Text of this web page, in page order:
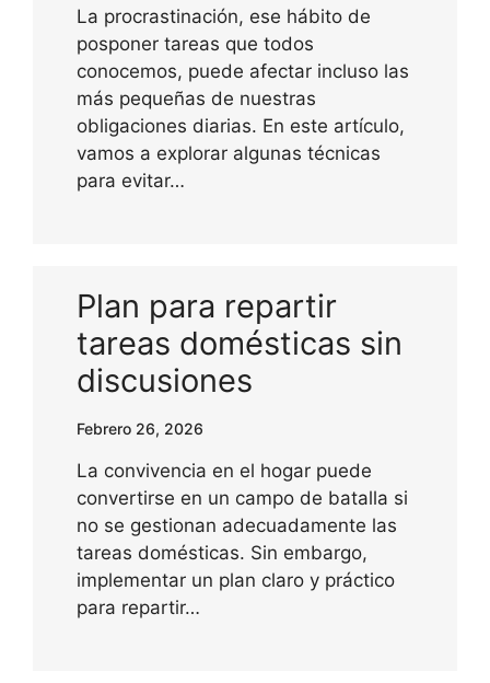
La procrastinación, ese hábito de
posponer tareas que todos
conocemos, puede afectar incluso las
más pequeñas de nuestras
obligaciones diarias. En este artículo,
vamos a explorar algunas técnicas
para evitar…
Plan para repartir
tareas domésticas sin
discusiones
Febrero 26, 2026
La convivencia en el hogar puede
convertirse en un campo de batalla si
no se gestionan adecuadamente las
tareas domésticas. Sin embargo,
implementar un plan claro y práctico
para repartir…